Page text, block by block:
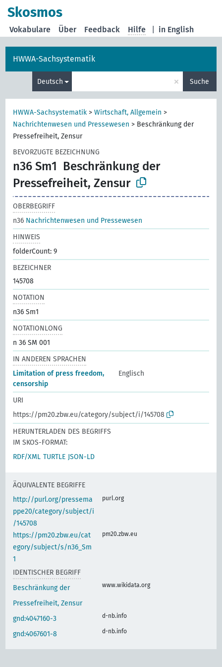
Skosmos
in English
Vokabulare Über Feedback Hilfe
HWWA-Sachsystematik
Deutsch × Suche
HWWA-Sachsystematik >Wirtschaft, Allgemein >
Nachrichtenwesen und Pressewesen > Beschränkung der
Pressefreiheit, Zensur
BEVORZUGTE BEZEICHNUNG
n36 Sm1 Beschränkung der
Pressefreiheit, Zensur
OBERBEGRIFF
n36 Nachrichtenwesen und Pressewesen
HINWEIS
folderCount: 9
BEZEICHNER
145708
NOTATION
n36 Sm1
NOTATIONLONG
n 36 SM 001
IN ANDEREN SPRACHEN
Limitation of press freedom,
censorship
Englisch
URI
https://pm20.zbw.eu/category/subject/i/145708
HERUNTERLADEN DES BEGRIFFS
IM SKOS-FORMAT:
RDF/XML TURTLE JSON-LD
ÄQUIVALENTE BEGRIFFE
http://purl.org/pressema
ppe20/category/subject/i
/145708
purl.org
https://pm20.zbw.eu/cat
egory/subject/s/n36_Sm
1
pm20.zbw.eu
IDENTISCHER BEGRIFF
Beschränkung der
Pressefreiheit, Zensur
www.wikidata.org
gnd:4047160-3 d-nb.info
gnd:4067601-8 d-nb.info